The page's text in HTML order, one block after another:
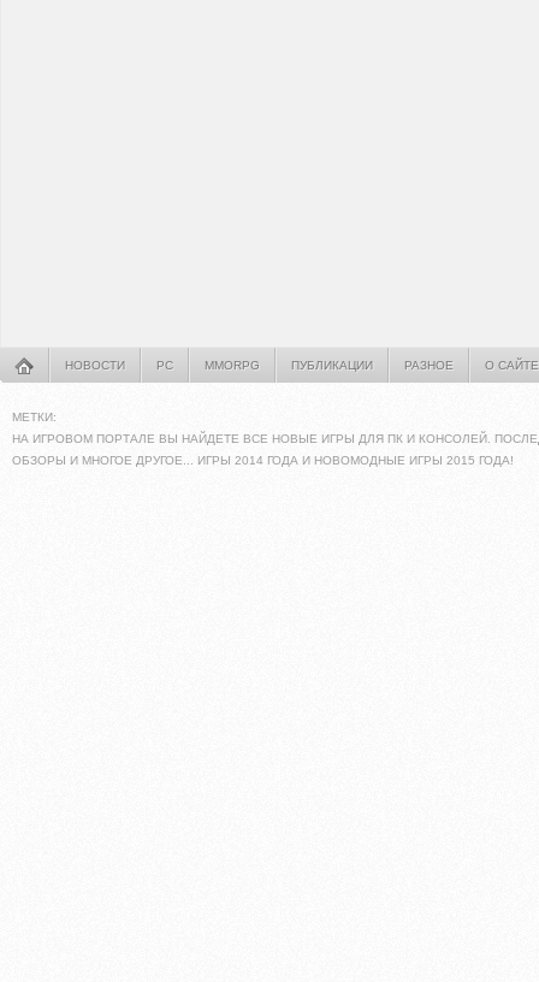
НОВОСТИ PC MMORPG ПУБЛИКАЦИИ РАЗНОЕ О САЙТЕ
МЕТКИ:
НА ИГРОВОМ ПОРТАЛЕ ВЫ НАЙДЕТЕ ВСЕ НОВЫЕ ИГРЫ ДЛЯ ПК И КОНСОЛЕЙ.
ОБЗОРЫ И МНОГОЕ ДРУГОЕ... ИГРЫ 2014 ГОДА И НОВОМОДНЫЕ ИГРЫ 2015 ГОДА!